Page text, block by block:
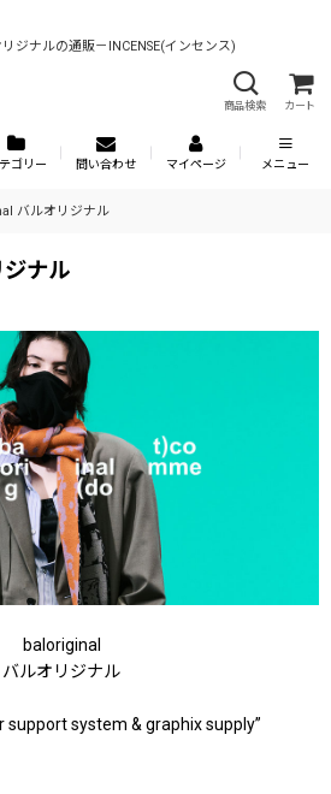
ジナルの通販－INCENSE(インセンス)
商品検索 カート
ゴリー 問い合わせ マイページ メニュー
バルオリジナル
ナル
baloriginal
バルオリジナル
support system & graphix supply”